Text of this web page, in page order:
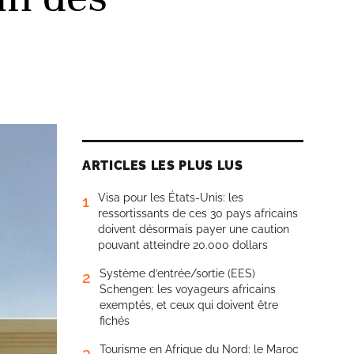
ARTICLES LES PLUS LUS
1
Visa pour les États-Unis: les
ressortissants de ces 30 pays africains
doivent désormais payer une caution
pouvant atteindre 20.000 dollars
2
Système d’entrée/sortie (EES)
Schengen: les voyageurs africains
exemptés, et ceux qui doivent être
fichés
Tourisme en Afrique du Nord: le Maroc